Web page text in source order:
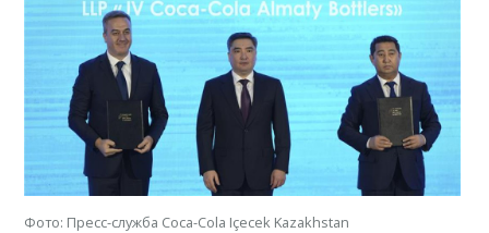
Фото: Пресс-служба Coca-Cola Içecek Kazakhstan